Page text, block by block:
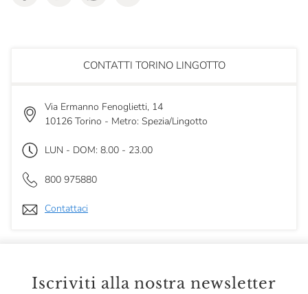
CONTATTI TORINO LINGOTTO
Via Ermanno Fenoglietti, 14
10126 Torino - Metro: Spezia/Lingotto
LUN - DOM: 8.00 - 23.00
800 975880
Contattaci
Iscriviti alla nostra newsletter